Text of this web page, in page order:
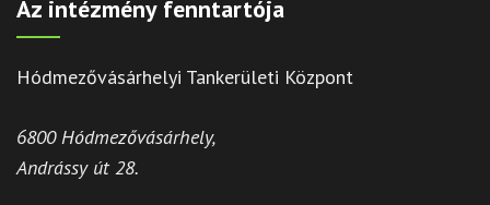
Az intézmény fenntartója
Hódmezővásárhelyi Tankerületi Központ
6800 Hódmezővásárhely,
Andrássy út 28.